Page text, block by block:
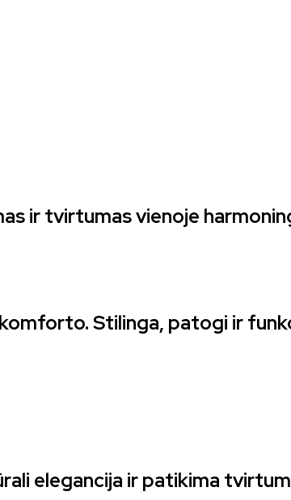
ir tvirtumas vienoje
Stilinga, patogi ir
elegancija ir patikima